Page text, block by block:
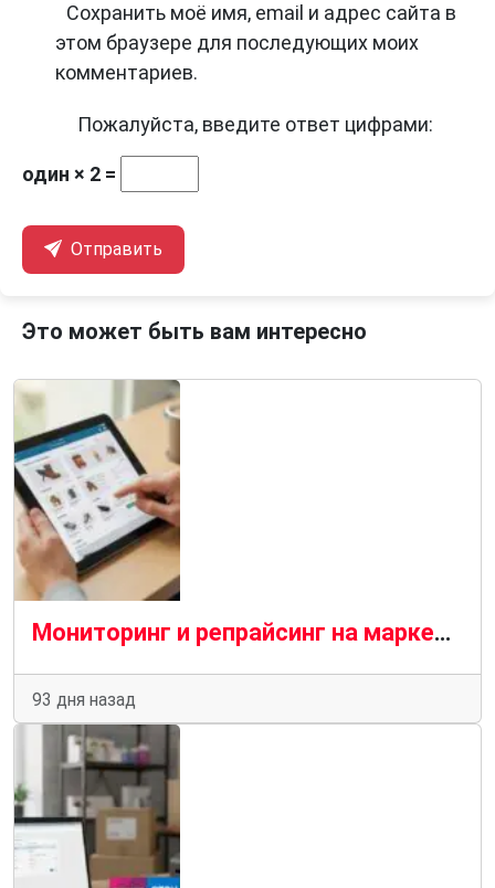
Сохранить моё имя, email и адрес сайта в
этом браузере для последующих моих
комментариев.
Пожалуйста, введите ответ цифрами:
один × 2 =
Отправить
Это может быть вам интересно
Мониторинг и репрайсинг на маркетплейсах и в интернет-магазинах
93 дня назад